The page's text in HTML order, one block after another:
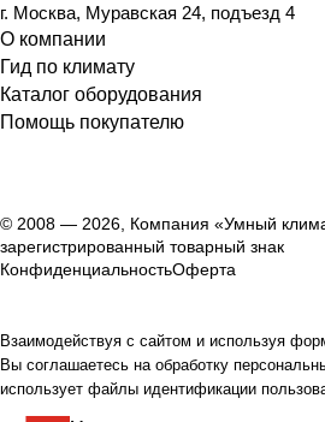
г. Москва, Муравская 24, подъезд 4
О компании
Гид по климату
Каталог оборудования
Помощь покупателю
© 2008 — 2026, Компания «Умный
зарегистрированный товарный знак
КонфиденциальностьОферта
Взаимодействуя с сайтом и используя
Вы соглашаетесь на обработку
использует файлы идентификации